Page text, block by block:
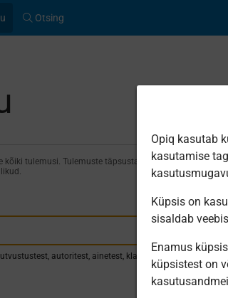
Otsing
kõiki tulemusi. Tulemuste täpsustamiseks
autoritest, ainetest, klassidest
Leiti 3
Opiq kasutab
kasutamise
Küpsis on
sisaldab
Enamus
küpsistest on